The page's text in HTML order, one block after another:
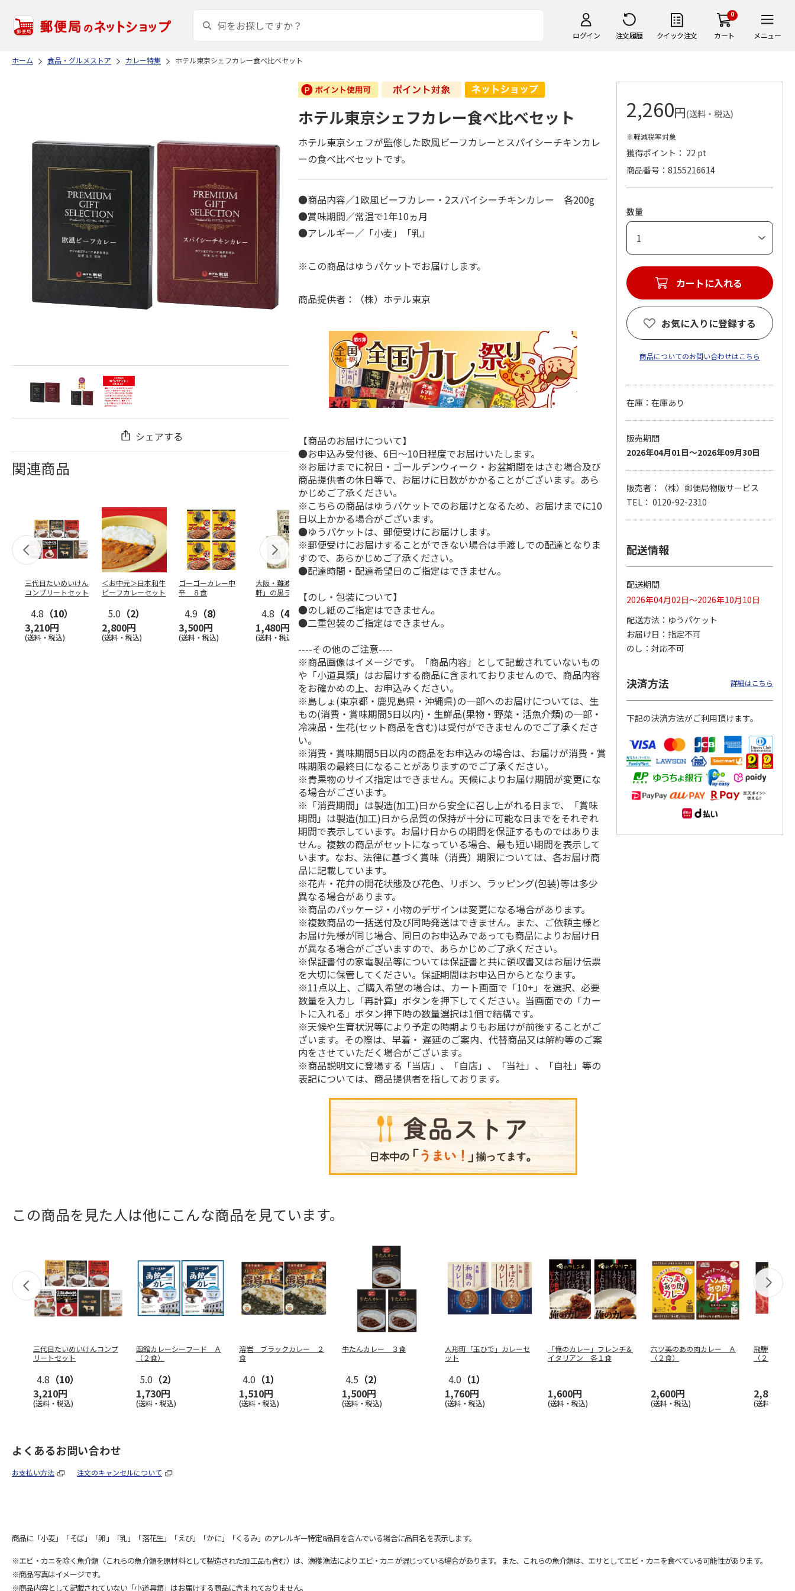
ログイン 注文履歴 クイック注文
0
カート メニュー
ホーム 食品・グルメストア カレー特集 ホテル東京シェフカレー食べ比べセット
シェアする
関連商品
三代目たいめいけん
コンプリートセット
4.8 （10）
3,210円
(送料・税込)
＜お中元＞日本和牛
ビーフカレーセット
5.0 （2）
2,800円
(送料・税込)
ゴーゴーカレー中
辛 ８食
4.9 （8）
3,500円
(送料・税込)
大阪・難波 「自由
軒」の黒ラベルカレ
ー Ａ（３食）
4.8 （4）
1,480円
(送料・税込)
4.5（2）
1,500円
4.2（5）
1,000円
宮崎黒毛和牛ビーフ
ぜいたく牛すじカレ
4.5
（2）
1,500円
(送料・税込)
ー Ｂ（１０食）
ホテル東京シェフカレー食べ比べセット
ホテル東京シェフが監修した欧風ビーフカレーとスパイシーチキンカレ
ーの食べ比べセットです。
●商品内容／1欧風ビーフカレー・2スパイシーチキンカレー 各200g
●賞味期間／常温で1年10ヵ月
●アレルギー／「小麦」「乳」
※この商品はゆうパケットでお届けします。
商品提供者：（株）ホテル東京
【商品のお届けについて】
●お申込み受付後、6日～10日程度でお届けいたします。
※お届けまでに祝日・ゴールデンウィーク・お盆期間をはさむ場合及び
商品提供者の休日等で、お届けに日数がかかることがございます。あら
かじめご了承ください。
※こちらの商品はゆうパケットでのお届けとなるため、お届けまでに10
日以上かかる場合がございます。
●ゆうパケットは、郵便受けにお届けします。
※郵便受けにお届けすることができない場合は手渡しでの配達となりま
すので、あらかじめご了承ください。
●配達時間・配達希望日のご指定はできません。
【のし・包装について】
●のし紙のご指定はできません。
●二重包装のご指定はできません。
----その他のご注意----
※商品画像はイメージです。「商品内容」として記載されていないもの
や「小道具類」はお届けする商品に含まれておりませんので、商品内容
をお確かめの上、お申込みください。
※島しょ(東京都・鹿児島県・沖縄県)の一部へのお届けについては、生
もの(消費・賞味期間5日以内)・生鮮品(果物・野菜・活魚介類)の一部・
冷凍品・生花(セット商品を含む)は受付ができませんのでご了承くださ
い。
※消費・賞味期間5日以内の商品をお申込みの場合は、お届けが消費・賞
味期限の最終日になることがありますのでご了承ください。
※青果物のサイズ指定はできません。天候によりお届け期間が変更にな
る場合がございます。
※「消費期間」は製造(加工)日から安全に召し上がれる日まで、「賞味
期間」は製造(加工)日から品質の保持が十分に可能な日までをそれぞれ
期間で表示しています。お届け日からの期間を保証するものではありま
せん。複数の商品がセットになっている場合、最も短い期間を表示して
います。なお、法律に基づく賞味（消費）期限については、各お届け商
品に記載しています。
※花卉・花弁の開花状態及び花色、リボン、ラッピング(包装)等は多少
異なる場合があります。
※商品のパッケージ・小物のデザインは変更になる場合があります。
※複数商品の一括送付及び同時発送はできません。また、ご依頼主様と
お届け先様が同じ場合、同日のお申込みであっても商品によりお届け日
が異なる場合がございますので、あらかじめご了承ください。
※保証書付の家電製品等については保証書と共に領収書又はお届け伝票
を大切に保管してください。保証期間はお申込日からとなります。
※11点以上、ご購入希望の場合は、カート画面で「10+」を選択、必要
数量を入力し「再計算」ボタンを押下してください。当画面での「カー
トに入れる」ボタン押下時の数量選択は1個で結構です。
※天候や生育状況等により予定の時期よりもお届けが前後することがご
ざいます。その際は、早着・ 遅延のご案内、代替商品又は解約等のご案
内をさせていただく場合がございます。
※商品説明文に登場する「当店」、「自店」、「当社」、「自社」等の
表記については、商品提供者を指しております。
2,260円(送料・税込)
※軽減税率対象
獲得ポイント： 22 pt
商品番号
8155216614
数量
カートに入れる
お気に入りに登録する
商品についてのお問い合わせはこちら
在庫：在庫あり
販売期間
2026年04月01日～2026年09月30日
販売者：（株）郵便局物販サービス
TEL： 0120-92-2310
配送情報
配送期間
2026年04月02日～2026年10月10日
配送方法
ゆうパケット
お届け日
指定不可
のし
対応不可
決済方法 詳細はこちら
下記の決済方法がご利用頂けます。
この商品を見た人は他にこんな商品を見ています。
三代目たいめいけんコンプ
リートセット
4.8 （10）
3,210円
(送料・税込)
函館カレーシーフード Ａ
（２食）
5.0 （2）
1,730円
(送料・税込)
溶岩 ブラックカレー ２
食
4.0 （1）
1,510円
(送料・税込)
牛たんカレー ３食
4.5 （2）
1,500円
(送料・税込)
人形町「玉ひで」カレーセ
ット
4.0 （1）
1,760円
(送料・税込)
「俺のカレー」フレンチ＆
イタリアン 各１食
1,600円
(送料・税込)
六ツ美のあの肉カレー Ａ
（２食）
2,600円
(送料・税込)
飛騨牛ビー
（２食）
2,840円
(送料・税込)
よくあるお問い合わせ
お支払い方法 注文のキャンセルについて
商品に「小麦」「そば」「卵」「乳」「落花生」「えび」「かに」「くるみ」のアレルギー特定8品目を含んでいる場合に品目名を表示します。
※エビ・カニを除く魚介類（これらの魚介類を原材料として製造された加工品も含む）は、漁獲漁法によりエビ・カニが混じっている場合があります。また、これらの魚介類は、エサとしてエビ・カニを食べている可能性があります。
※商品写真はイメージです。
※商品内容として記載されていない「小道具類」はお届けする商品に含まれておりません。